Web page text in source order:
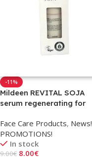
-11%
Mildeen REVITAL SOJA
serum regenerating for
Face Care Products, News!
PROMOTIONS!
In stock
9.00€ 8.00€